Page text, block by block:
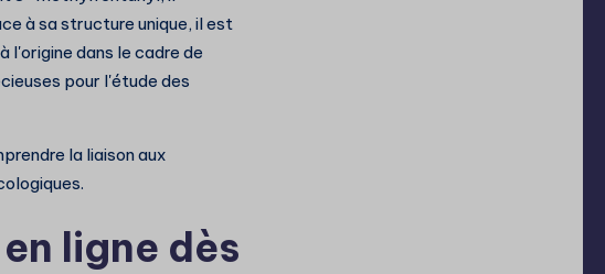
à sa structure unique, il est
dans le cadre de
pour l'étude des
la liaison aux
ligne dès